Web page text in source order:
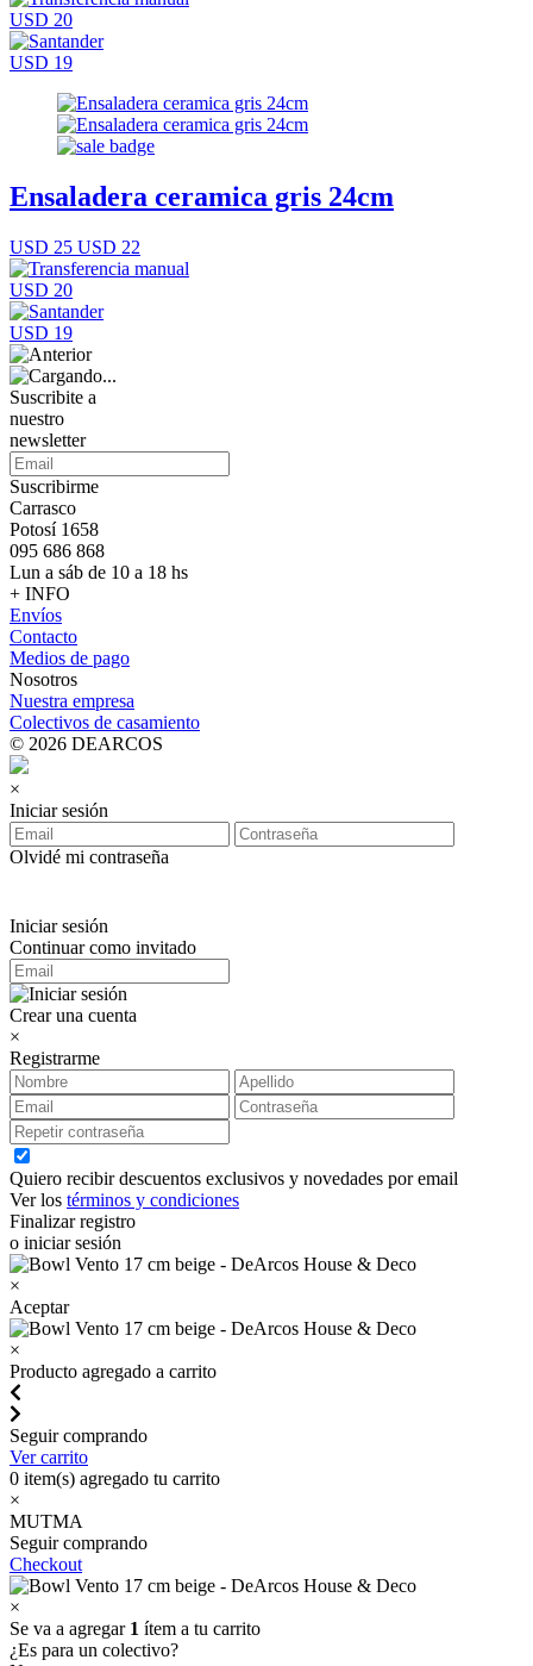
USD 20
USD 19
Ensaladera ceramica gris 24cm
USD 25 USD 22
USD 20
USD 19
Suscribite a
nuestro
newsletter
Suscribirme
Carrasco
Potosí 1658
095 686 868
Lun a sáb de 10 a 18 hs
+ INFO
Envíos
Contacto
Medios de pago
Nosotros
Nuestra empresa
Colectivos de casamiento
© 2026 DEARCOS
×
Iniciar sesión
Olvidé mi contraseña
Iniciar sesión
Continuar como invitado
Crear una cuenta
×
Registrarme
Quiero recibir descuentos exclusivos y novedades por email
Ver los términos y condiciones
Finalizar registro
o iniciar sesión
×
Aceptar
×
Producto agregado a carrito
Seguir comprando
Ver carrito
0 item(s) agregado tu carrito
×
MUTMA
Seguir comprando
Checkout
×
Se va a agregar 1 ítem a tu carrito
¿Es para un colectivo?